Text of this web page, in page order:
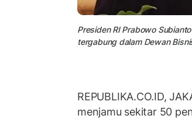
Presiden RI Prabowo
tergabung dalam Dewan
REPUBLIKA.CO.ID,
menjamu sekitar 50